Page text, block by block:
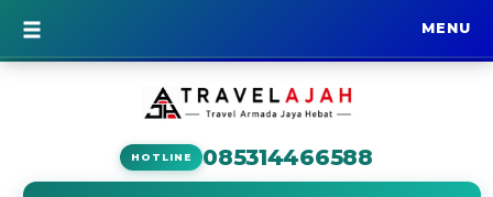
MENU
BERANDA
HOTLINE 085314466588